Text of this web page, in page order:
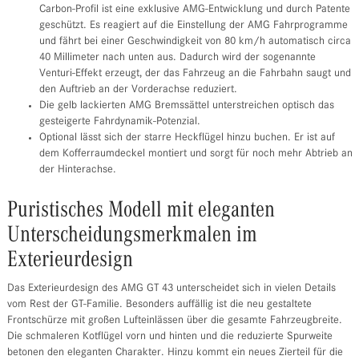
Carbon-Profil ist eine exklusive AMG-Entwicklung und durch Patente
geschützt. Es reagiert auf die Einstellung der AMG Fahrprogramme
und fährt bei einer Geschwindigkeit von 80 km/h automatisch circa
40 Millimeter nach unten aus. Dadurch wird der sogenannte
Venturi-Effekt erzeugt, der das Fahrzeug an die Fahrbahn saugt und
den Auftrieb an der Vorderachse reduziert.
Die gelb lackierten AMG Bremssättel unterstreichen optisch das
gesteigerte Fahrdynamik-Potenzial.
Optional lässt sich der starre Heckflügel hinzu buchen. Er ist auf
dem Kofferraumdeckel montiert und sorgt für noch mehr Abtrieb an
der Hinterachse.
Puristisches Modell mit eleganten
Unterscheidungsmerkmalen im
Exterieurdesign
Das Exterieurdesign des AMG GT 43 unterscheidet sich in vielen Details
vom Rest der GT-Familie. Besonders auffällig ist die neu gestaltete
Frontschürze mit großen Lufteinlässen über die gesamte Fahrzeugbreite.
Die schmaleren Kotflügel vorn und hinten und die reduzierte Spurweite
betonen den eleganten Charakter. Hinzu kommt ein neues Zierteil für die